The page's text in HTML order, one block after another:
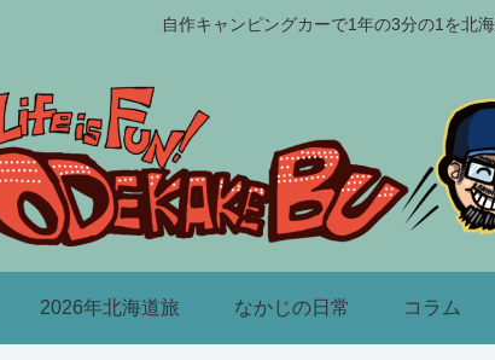
自作キャンピングカーで1年の3分の1を北
2026年北海道旅 なかじの日常 コラム